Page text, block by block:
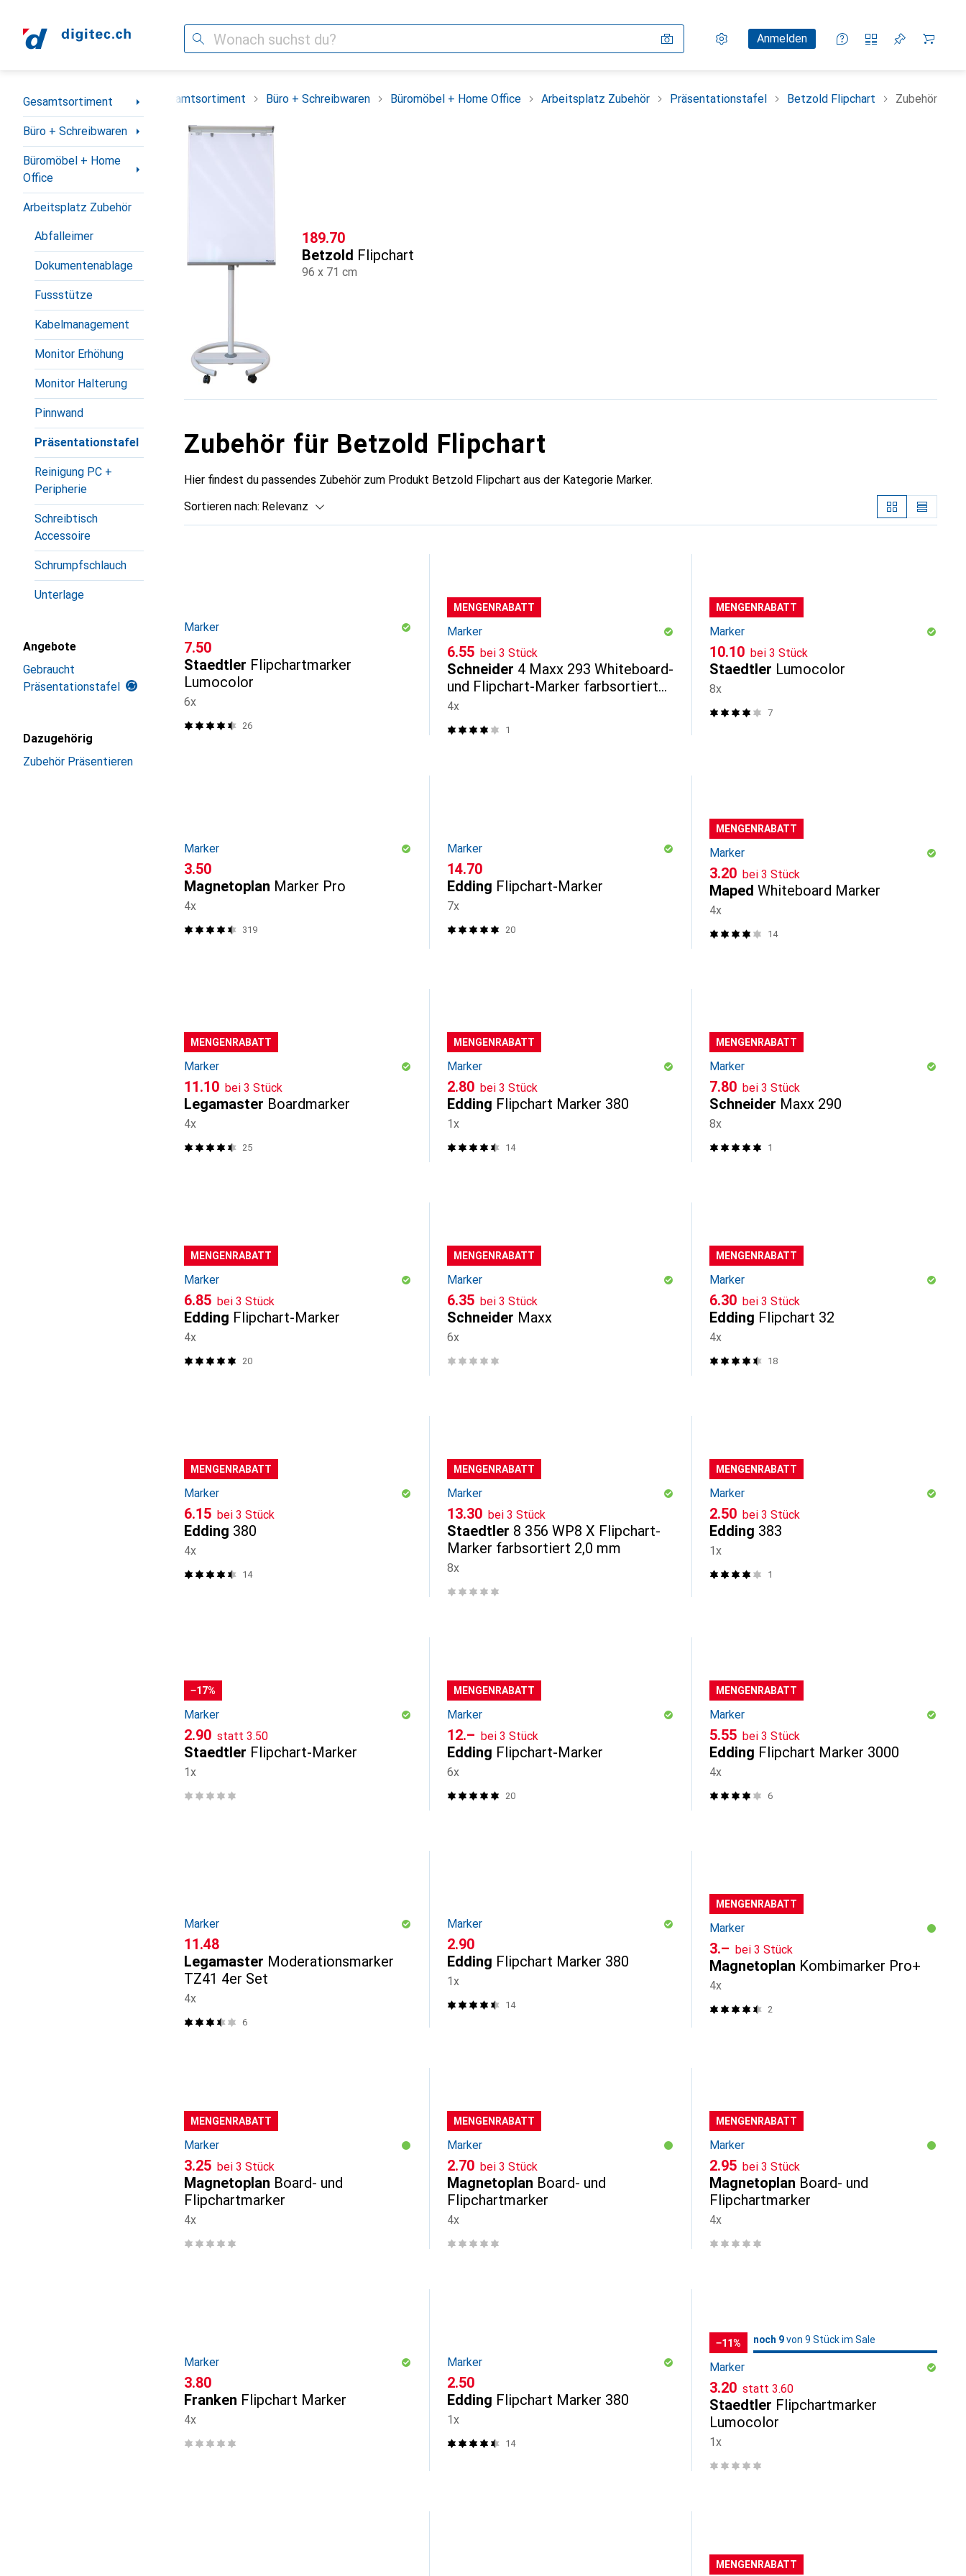
Suche Einstellungen
KundenkontoAnmelden
Vergleichslisten
Merklisten
Warenkorb
Navigation nach Kategorien
Gesamtsortiment
Büro + Schreibwaren
Büromöbel + Home
Office
Arbeitsplatz Zubehör
Abfalleimer
Dokumentenablage
Fussstütze
Kabelmanagement
Monitor Erhöhung
Monitor Halterung
Pinnwand
Präsentationstafel
Reinigung PC +
Peripherie
Schreibtisch
Accessoire
Schrumpfschlauch
Unterlage
Angebote
Gebraucht
Präsentationstafel
Dazugehörig
Zubehör Präsentieren
Gesamtsortiment Büro + Schreibwaren Büromöbel + Home Office Arbeitsplatz Zubehör Präsentationstafel Betzold Flipchart Zubehör
CHF
189.70
Betzold Flipchart
96 x 71 cm
Zubehör für Betzold Flipchart
Hier findest du passendes Zubehör zum Produkt Betzold Flipchart aus der Kategorie Marker.
Sortieren nach: Relevanz
Marker
CHF
7.50
Staedtler Flipchartmarker
Lumocolor
6x
26
MENGENRABATT
Marker
CHF
6.55 bei 3 Stück
Schneider 4 Maxx 293 Whiteboard-
und Flipchart-Marker farbsortiert
2.0
4x
1
MENGENRABATT
Marker
CHF
10.10 bei 3 Stück
Staedtler Lumocolor
8x
7
Marker
CHF
3.50
Magnetoplan Marker Pro
4x
319
Marker
CHF
14.70
Edding Flipchart-Marker
7x
20
MENGENRABATT
Marker
CHF
3.20 bei 3 Stück
Maped Whiteboard Marker
4x
14
MENGENRABATT
Marker
CHF
11.10 bei 3 Stück
Legamaster Boardmarker
4x
25
MENGENRABATT
Marker
CHF
2.80 bei 3 Stück
Edding Flipchart Marker 380
1x
14
MENGENRABATT
Marker
CHF
7.80 bei 3 Stück
Schneider Maxx 290
8x
1
MENGENRABATT
Marker
CHF
6.85 bei 3 Stück
Edding Flipchart-Marker
4x
20
MENGENRABATT
Marker
CHF
6.35 bei 3 Stück
Schneider Maxx
6x
MENGENRABATT
Marker
CHF
6.30 bei 3 Stück
Edding Flipchart 32
4x
18
MENGENRABATT
Marker
CHF
6.15 bei 3 Stück
Edding 380
4x
14
MENGENRABATT
Marker
CHF
13.30 bei 3 Stück
Staedtler 8 356 WP8 X Flipchart-
Marker farbsortiert 2,0 mm
8x
MENGENRABATT
Marker
CHF
2.50 bei 3 Stück
Edding 383
1x
1
−17%
Marker
CHF
2.90 statt CHF
3.50
Staedtler Flipchart-Marker
1x
MENGENRABATT
Marker
CHF
12.– bei 3 Stück
Edding Flipchart-Marker
6x
20
MENGENRABATT
Marker
CHF
5.55 bei 3 Stück
Edding Flipchart Marker 3000
4x
6
Marker
CHF
11.48
Legamaster Moderationsmarker
TZ41 4er Set
4x
6
Marker
CHF
2.90
Edding Flipchart Marker 380
1x
14
MENGENRABATT
Marker
CHF
3.– bei 3 Stück
Magnetoplan Kombimarker Pro+
4x
2
MENGENRABATT
Marker
CHF
3.25 bei 3 Stück
Magnetoplan Board- und
Flipchartmarker
4x
MENGENRABATT
Marker
CHF
2.70 bei 3 Stück
Magnetoplan Board- und
Flipchartmarker
4x
MENGENRABATT
Marker
CHF
2.95 bei 3 Stück
Magnetoplan Board- und
Flipchartmarker
4x
Marker
CHF
3.80
Franken Flipchart Marker
4x
Marker
CHF
2.50
Edding Flipchart Marker 380
1x
14
−11% 9 / 9
9 / 9 im Sale
noch 9 von 9 Stück im Sale
Marker
CHF
3.20 stattCHF
3.60
Staedtler Flipchartmarker
Lumocolor
1x
MENGENRABATT